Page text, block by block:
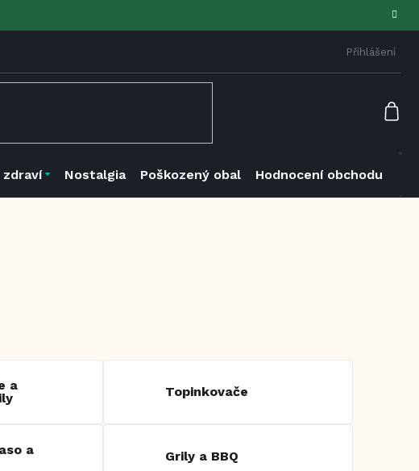
Přihlášení
zdraví Nostalgia Poškozený obal Hodnocení obchodu
a
Topinkovače
a
Grily a BBQ